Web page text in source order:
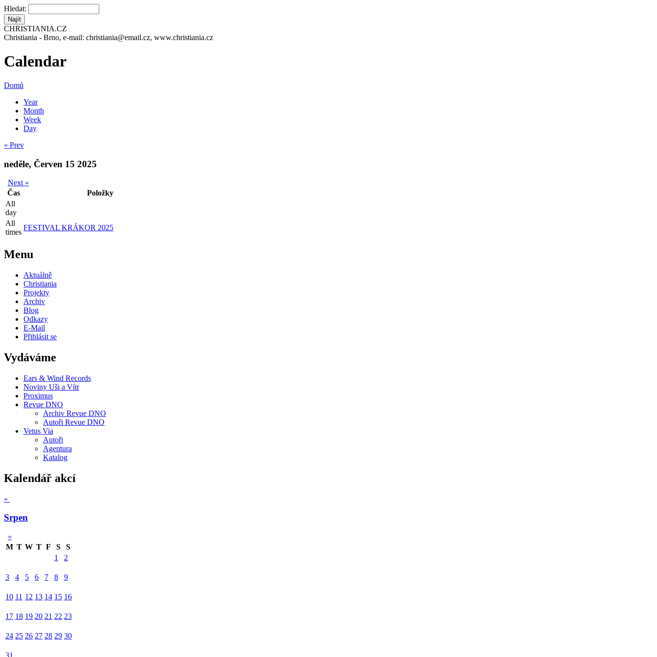
Hledat:
CHRISTIANIA.CZ
Christiania - Brno, e-mail: christiania@email.cz, www.christiania.cz
Calendar
Domů
Year
Month
Week
Day
« Prev
neděle, Červen 15 2025
Next »
Čas
Položky
All
day
All
times
FESTIVAL KRÁKOR 2025
Menu
Aktuálně
Christiania
Projekty
Archiv
Blog
Odkazy
E-Mail
Přihlásit se
Vydáváme
Ears & Wind Records
Noviny Uši a Vítr
Proximus
Revue DNO
Archiv Revue DNO
Autoři Revue DNO
Vetus Via
Autoři
Agentura
Katalog
Kalendář akcí
«
Srpen
»
M T W T F S
S
1
2
3 4 5 6 7 8 9
10 11 12 13 14 15 16
17 18 19 20 21 22 23
24 25 26 27 28 29 30